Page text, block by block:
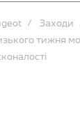
Заходи
тижня